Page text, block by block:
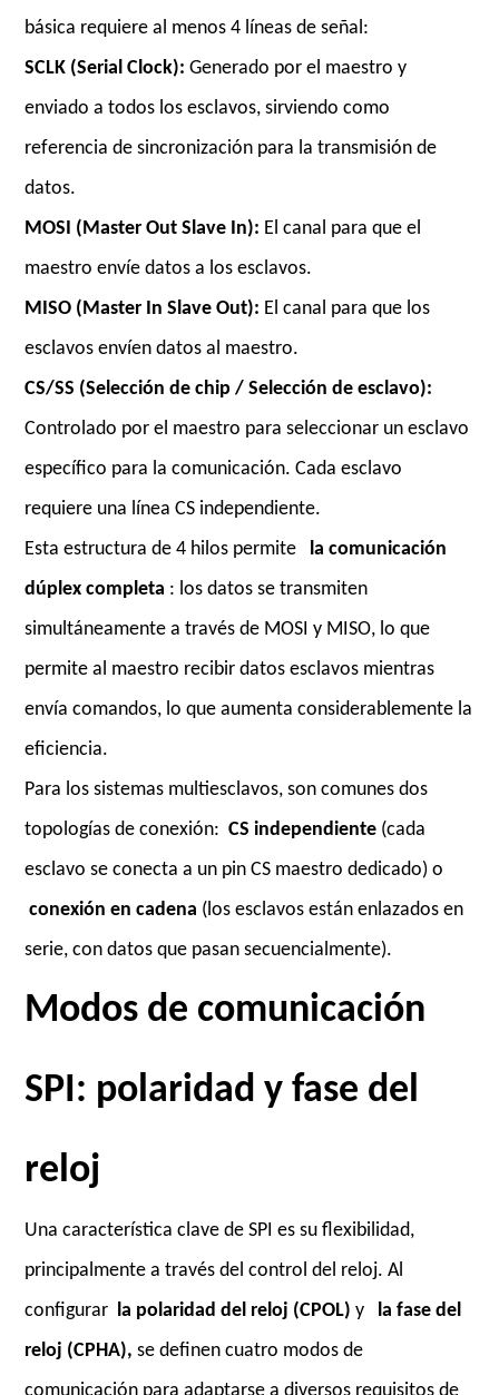
básica requiere al menos 4 líneas de señal:
SCLK (Serial Clock):Generado por el maestro y
enviado a todos los esclavos, sirviendo como
referencia de sincronización para la transmisión de
datos.
MOSI (Master Out Slave In): El canal para que el
maestro envíe datos a los esclavos.
MISO (Master In Slave Out): El canal para que los
esclavos envíen datos al maestro.
CS/SS (Selección de chip / Selección de esclavo):
Controlado por el maestro para seleccionar un esclavo
específico para la comunicación. Cada esclavo
requiere una línea CS independiente.
Esta estructura de 4 hilos permite
la comunicación
dúplex completa : los datos se transmiten
simultáneamente a través de MOSI y MISO, lo que
permite al maestro recibir datos esclavos mientras
envía comandos, lo que aumenta considerablemente la
eficiencia.
Para los sistemas multiesclavos, son comunes dos
topologías de conexión:CS independiente (cada
esclavo se conecta a un pin CS maestro dedicado) o
conexión en cadena (los esclavos están enlazados en
serie, con datos que pasan secuencialmente).
Modos de comunicación
SPI: polaridad y fase del
reloj
Una característica clave de SPI es su flexibilidad,
principalmente a través del control del reloj. Al
configurar la polaridad del reloj (CPOL)y
la fase del
reloj (CPHA),se definen cuatro modos de